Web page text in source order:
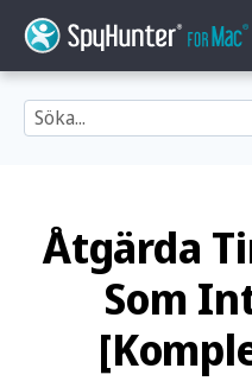
content
Åtgärda
Som